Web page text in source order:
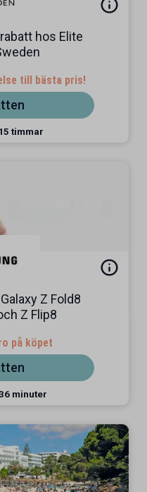
hos Elite
till bästa pris!
timmar
Z Fold8
Z Flip8
på köpet
minuter